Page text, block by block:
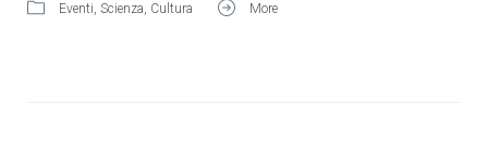
Eventi, Scienza, Cultura More